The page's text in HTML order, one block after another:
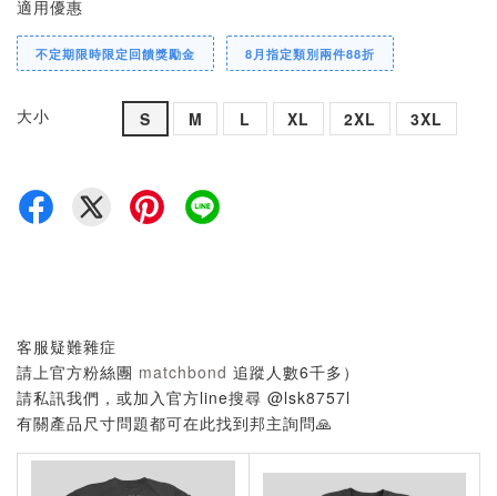
適用優惠
不定期限時限定回饋獎勵金 8月指定類別兩件88折
大小 S M L XL 2XL 3XL
客服疑難雜症
請上官方粉絲團 matchbond 追蹤人數6千多）
請私訊我們，或加入官方line搜尋 @lsk8757l
有關產品尺寸問題都可在此找到邦主詢問🙏